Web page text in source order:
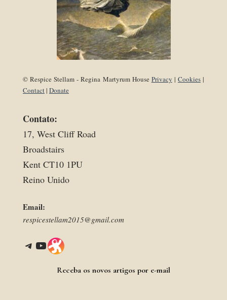
© Respice Stellam - Regina Martyrum House Privacy | Cookies|
Contact| Donate
Contato:
17, West Cliff Road
Broadstairs
Kent CT10 1PU
Reino Unido
Email:
respicestellam2015@gmail.com
Telegram YouTube Link
Receba os novos artigos por e-mail